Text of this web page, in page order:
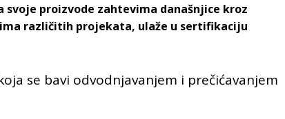
proizvode zahtevima današnjice kroz
različitih projekata, ulaže u sertifikaciju
se bavi odvodnjavanjem i prečićavanjem